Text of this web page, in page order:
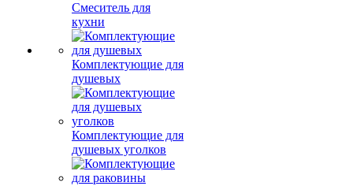
Смеситель для
кухни
Комплектующие для
душевых
Комплектующие для
душевых уголков